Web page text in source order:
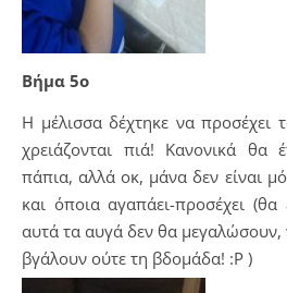
Βήμα 5ο
Η μέλισσα δέχτηκε να προσέχει
χρειάζονται πιά! Κανονικά θα
πάπια, αλλά οκ, μάνα δεν είναι
και όποια αγαπάει-προσέχει
αυτά τα αυγά δεν θα μεγαλώσουν,
βγάλουν ούτε τη βδομάδα! :Ρ )